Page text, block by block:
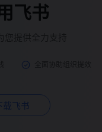
飞书
载飞书